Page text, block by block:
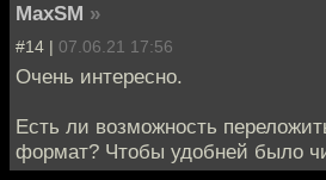
MaxSM »
#14 | 07.06.21 17:56
Очень интересно.
Есть ли возможность
формат? Чтобы удобней было